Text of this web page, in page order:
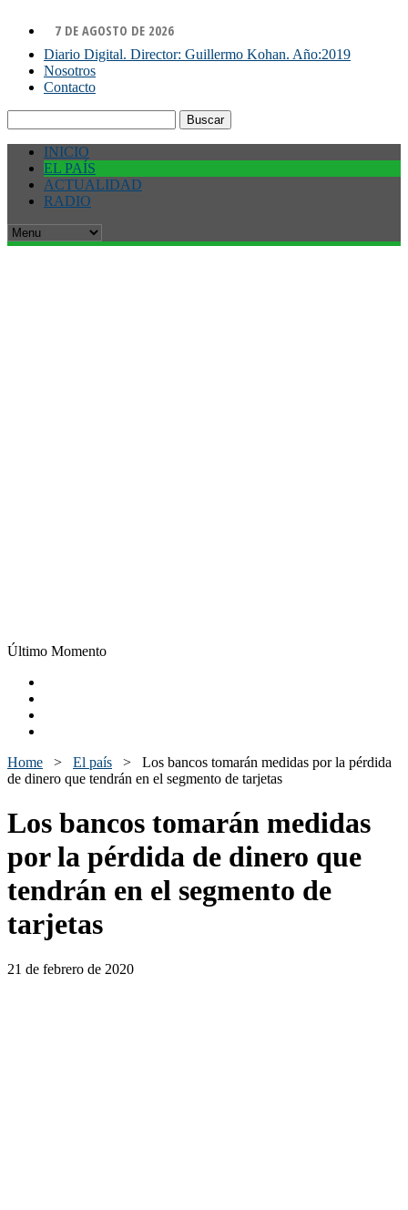
7 DE AGOSTO DE 2026
Diario Digital. Director: Guillermo Kohan. Año:2019
Nosotros
Contacto
INICIO
EL PAÍS
ACTUALIDAD
RADIO
Último Momento
Home > El país > Los bancos tomarán medidas por la pérdida
de dinero que tendrán en el segmento de tarjetas
Los bancos tomarán medidas
por la pérdida de dinero que
tendrán en el segmento de
tarjetas
21 de febrero de 2020